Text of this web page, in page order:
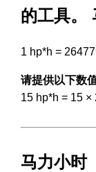
的工具。
1 hp*h =
请提供以下数
15 hp*h = 15 ×
马力小时